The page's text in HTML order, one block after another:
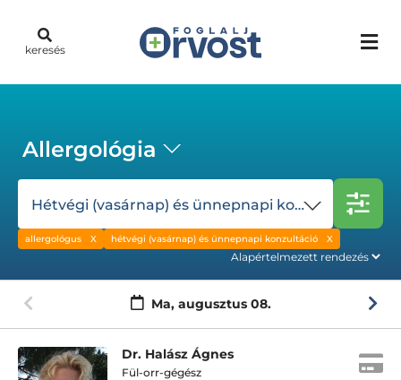
keresés
Allergológia
Hétvégi (vasárnap) és ünnepnapi konzultáció
allergológus hétvégi (vasárnap) és ünnepnapi konzultáció
Ma, augusztus 08.
Dr. Halász Ágnes
Fül-orr-gégész